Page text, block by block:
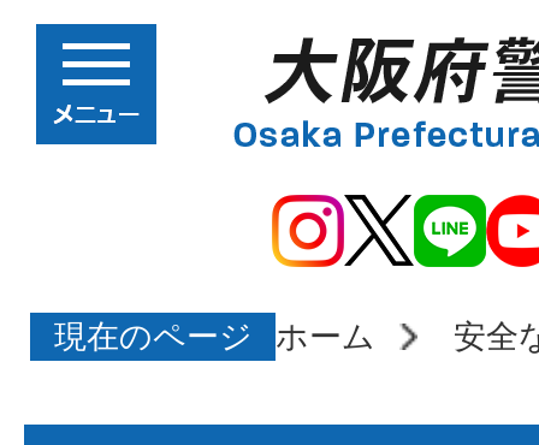
現在のページ ホーム 安全